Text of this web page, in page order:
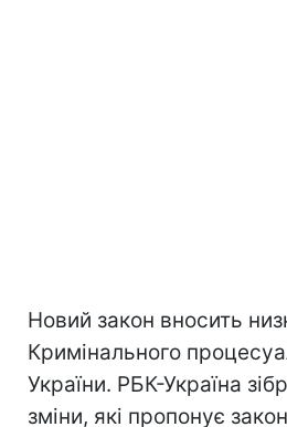
Новий закон вносить
Кримінального
України. РБК-Україна
зміни, які пропонує